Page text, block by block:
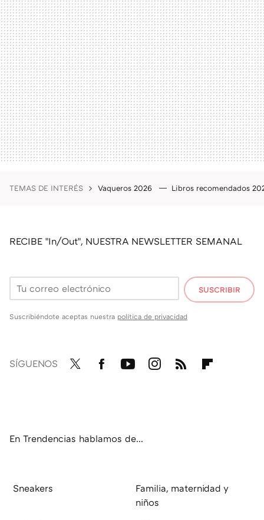
TEMAS DE INTERÉS Vaqueros 2026 Libros recomendados
RECIBE "In/Out", NUESTRA NEWSLETTER SEMANAL
SUSCRIBIR
Suscribiéndote aceptas nuestra política de privacidad
SÍGUENOS
En Trendencias hablamos de...
Sneakers
Familia, maternidad y
niños